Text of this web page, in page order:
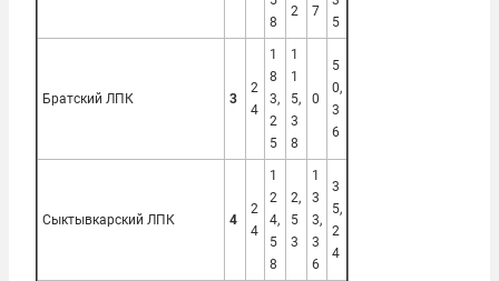
8
2
7
5
Братский ЛПК 3
2
4
1
8
3,
2
5
1
1
5,
3
8
0
5
0,
3
6
Сыктывкарский ЛПК 4
2
4
1
2
4,
5
8
2,
5
3
1
3
3,
3
6
3
5,
2
4